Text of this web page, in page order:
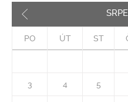
PO ÚT ST
3 4 5